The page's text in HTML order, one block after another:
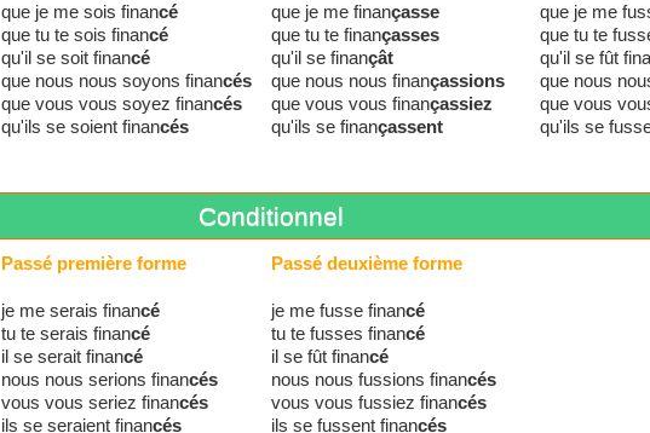
que je me sois financé
que tu te sois financé
qu'il se soit financé
que nous nous soyons financés
que vous vous soyez financés
qu'ils se soient financés
que je me finançasse
que tu te finançasses
qu'il se finançât
que nous nous finançassions
que vous vous finançassiez
qu'ils se finançassent
que je me
que tu te
qu'il se fût
que nous
que vous
qu'ils se
Conditionnel
Passé première forme
je me serais financé
tu te serais financé
il se serait financé
nous nous serions financés
vous vous seriez financés
ils se seraient financés
Passé deuxième forme
je me fusse financé
tu te fusses financé
il se fût financé
nous nous fussions financés
vous vous fussiez financés
ils se fussent financés